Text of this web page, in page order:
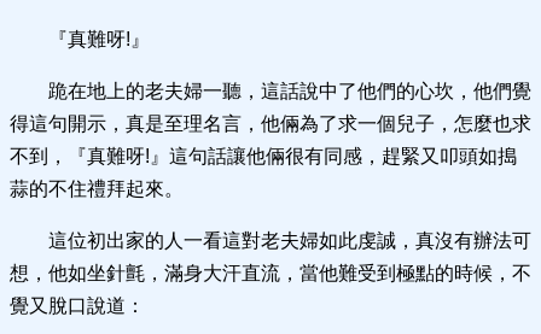
『真難呀!』
跪在地上的老夫婦一聽，這話說中了他們的心坎，他們覺
得這句開示，真是至理名言，他倆為了求一個兒子，怎麼也求
不到，『真難呀!』這句話讓他倆很有同感，趕緊又叩頭如搗
蒜的不住禮拜起來。
這位初出家的人一看這對老夫婦如此虔誠，真沒有辦法可
想，他如坐針氈，滿身大汗直流，當他難受到極點的時候，不
覺又脫口說道：